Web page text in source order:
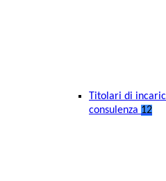
Titolari di
consulenza 12